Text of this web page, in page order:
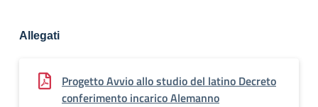
Allegati
Progetto Avvio allo studio del latino Decreto
conferimento incarico Alemanno